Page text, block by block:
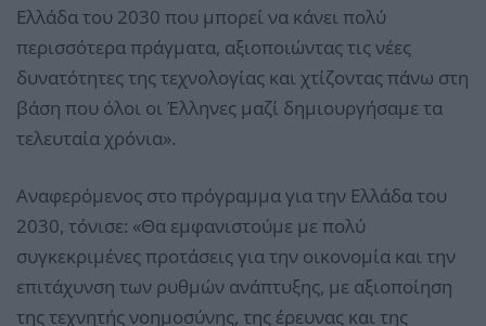
Ελλάδα του 2030 που μπορεί να κάνει πολύ
περισσότερα πράγματα, αξιοποιώντας τις νέες
δυνατότητες της τεχνολογίας και χτίζοντας πάνω στη
βάση που όλοι οι Έλληνες μαζί δημιουργήσαμε τα
τελευταία χρόνια».
Αναφερόμενος στο πρόγραμμα για την Ελλάδα του
2030, τόνισε: «Θα εμφανιστούμε με πολύ
συγκεκριμένες προτάσεις για την οικονομία και την
επιτάχυνση των ρυθμών ανάπτυξης, με αξιοποίηση
της τεχνητής νοημοσύνης, της έρευνας και της